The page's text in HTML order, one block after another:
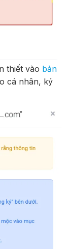
thiết vào bản
cá nhân, ký